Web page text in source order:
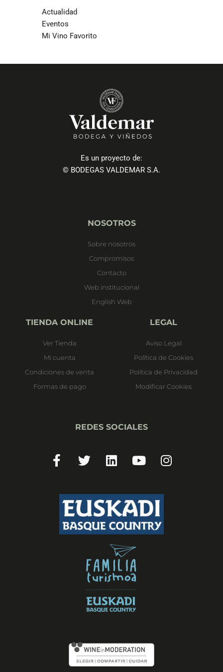
Actualidad
Eventos
Mi Vino Favorito
Es un proyecto de:
© BODEGAS VALDEMAR S.A.
NOSOTROS
Sobre nosotros
Compromisos
Contacto
Web institucional
English Web
TIENDA ONLINE
Ver Tienda
Mi cuenta
Condiciones de venta
Formas de pago
LEGAL
Aviso Legal
Política de Cookies
Política de Privacidad
Modificar Cookies
REDES SOCIALES
f